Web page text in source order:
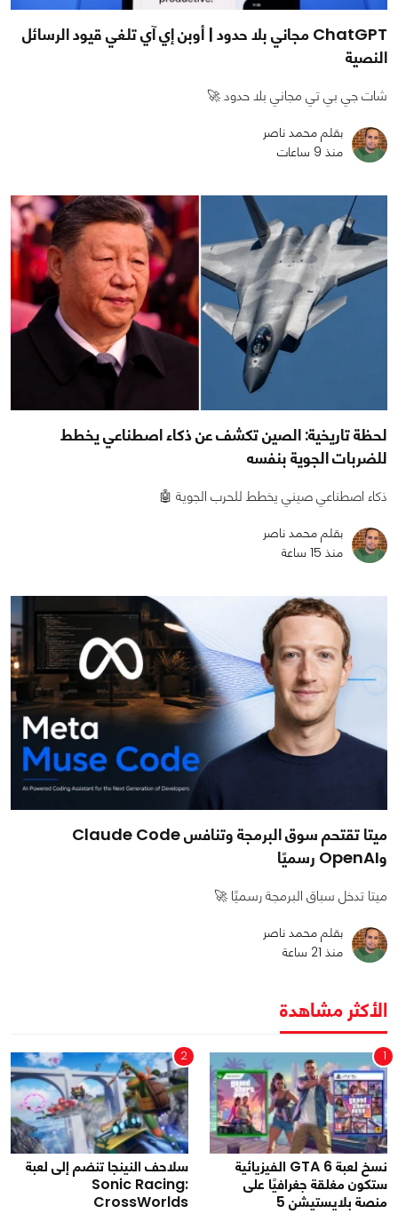
ChatGPT مجاني بلا حدود | أوبن إي آي تلغي قيود الرسائل
النصية
شات جي بي تي مجاني بلا حدود 🚀
بقلم محمد ناصر
منذ 9 ساعات
لحظة تاريخية: الصين تكشف عن ذكاء اصطناعي يخطط
للضربات الجوية بنفسه
ذكاء اصطناعي صيني يخطط للحرب الجوية 🤖
بقلم محمد ناصر
منذ 15 ساعة
ميتا تقتحم سوق البرمجة وتنافس Claude Code
وOpenAI رسميًا
ميتا تدخل سباق البرمجة رسميًا 🚀
بقلم محمد ناصر
منذ 21 ساعة
الأكثر مشاهدة
1
نسخ لعبة GTA 6 الفيزيائية
ستكون مغلقة جغرافيًا على
منصة بلايستيشن 5
2
سلاحف النينجا تنضم إلى لعبة
Sonic Racing:
CrossWorlds